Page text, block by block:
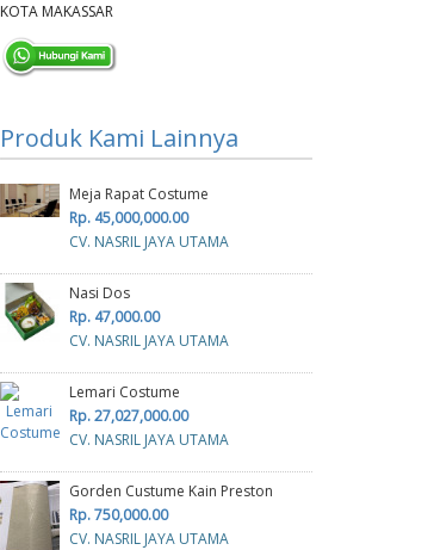
KOTA MAKASSAR
Produk Kami Lainnya
Meja Rapat Costume
Rp. 45,000,000.00
CV. NASRIL JAYA UTAMA
Nasi Dos
Rp. 47,000.00
CV. NASRIL JAYA UTAMA
Lemari Costume
Rp. 27,027,000.00
CV. NASRIL JAYA UTAMA
Gorden Custume Kain Preston
Rp. 750,000.00
CV. NASRIL JAYA UTAMA